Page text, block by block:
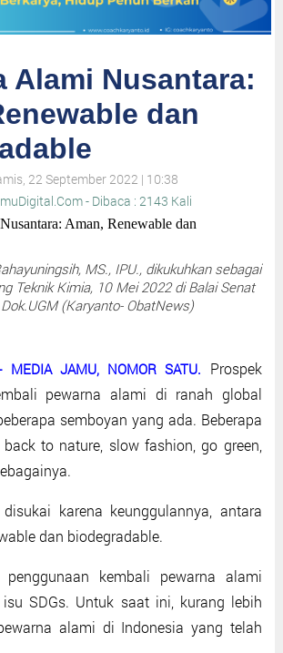
Alami Nusantara:
dan
22 September 2022 | 10:38
- Dibaca : 2143 Kali
MS., IPU., dikukuhkan sebagai
Teknik Kimia, 10 Mei 2022 di Balai Senat
(Karyanto- ObatNews)
MEDIA JAMU, NOMOR SATU. Prospek
pewarna alami di ranah global
semboyan yang ada. Beberapa
to nature, slow fashion, go green,
karena keunggulannya, antara
dan biodegradable.
kembali pewarna alami
SDGs. Untuk saat ini, kurang lebih
alami di Indonesia yang telah